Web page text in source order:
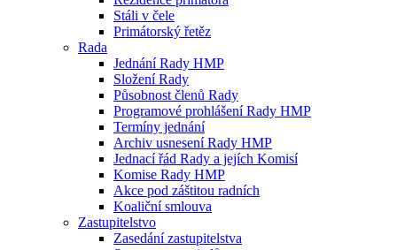
Stáli v čele
Primátorský řetěz
Rada
Jednání Rady HMP
Složení Rady
Působnost členů Rady
Programové prohlášení Rady HMP
Termíny jednání
Archiv usnesení Rady HMP
Jednací řád Rady a jejích Komisí
Komise Rady HMP
Akce pod záštitou radních
Koaliční smlouva
Zastupitelstvo
Zasedání zastupitelstva